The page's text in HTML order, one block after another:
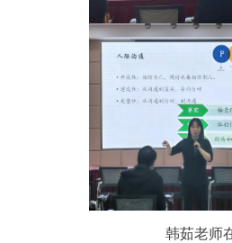
韩茹老师